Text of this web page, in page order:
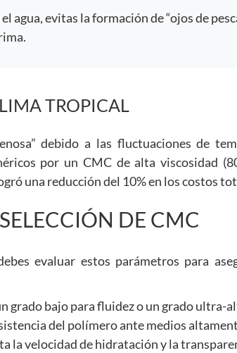
agua, evitas la formación de “ojos de
TROPICAL
debido a las fluctuaciones de
por un CMC de alta viscosidad
una reducción del 10% en los costos
DE CMC
evaluar estos parámetros para
grado bajo para fluidez o un grado ultra-
del polímero ante medios
la velocidad de hidratación y la